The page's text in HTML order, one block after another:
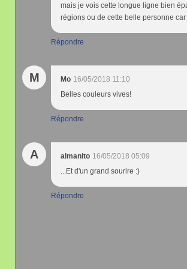
mais je vois cette longue ligne bien
régions ou de cette belle personne
Répondre
M Mo 16/05/2018 11:10
Belles couleurs vives!
Répondre
A almanito 16/05/2018 05:09
...Et d'un grand sourire :)
Répondre